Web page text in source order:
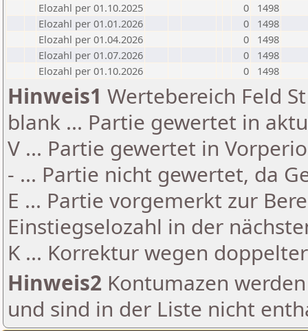
Elozahl per 01.10.2025
0
1498
Elozahl per 01.01.2026
0
1498
Elozahl per 01.04.2026
0
1498
Elozahl per 01.07.2026
0
1498
Elozahl per 01.10.2026
0 1498
Hinweis1 Wertebereich Feld
blank ... Partie gewertet in
V ... Partie gewertet in
- ... Partie nicht gewertet, da
E ... Partie vorgemerkt zur
Einstiegselozahl in der
K ... Korrektur wegen
Hinweis2 Kontumazen
und sind in der Liste nicht